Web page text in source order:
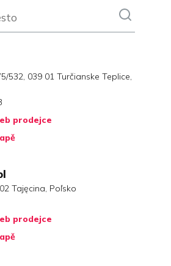
532, 039 01 Turčianske Teplice,
prodejce
Tajęcina, Poľsko
prodejce